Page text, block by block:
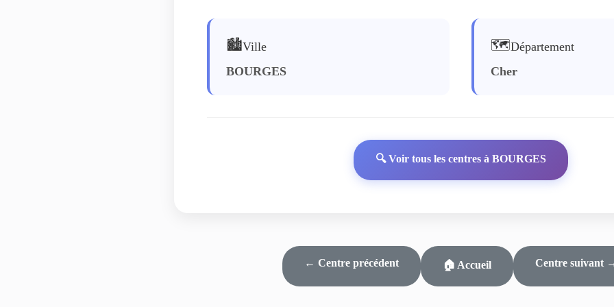
🏙️Ville
BOURGES
🗺️Département
Cher
🔍 Voir tous les centres à BOURGES
← Centre précédent 🏠 Accueil Centre suivant